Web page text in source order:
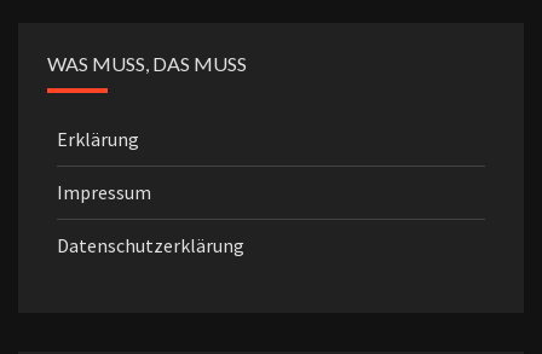
WAS MUSS, DAS MUSS
Erklärung
Impressum
Datenschutzerklärung